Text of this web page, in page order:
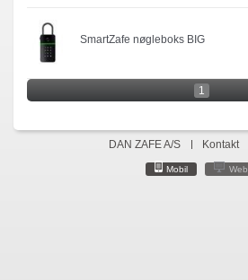
SmartZafe nøgleboks BIG
1
DAN ZAFE A/S Kontakt
Mobil Web